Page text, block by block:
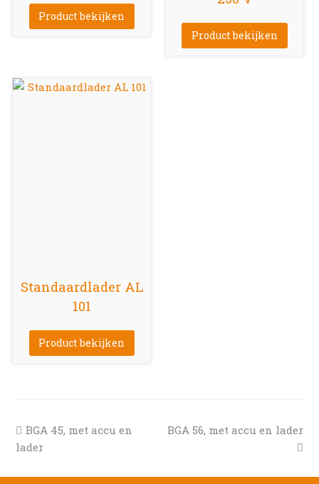
Product bekijken
Product bekijken
Standaardlader AL
101
Product bekijken
previous
post:
BGA 45, met accu en
lader
next
BGA 56, met accu en lader